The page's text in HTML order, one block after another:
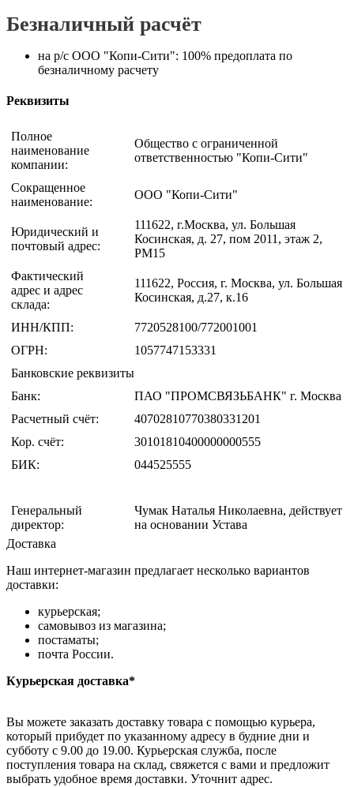
Безналичный расчёт
на р/с ООО "Копи-Сити": 100% предоплата по
безналичному расчету
Реквизиты
Полное
наименование
компании:
Общество с ограниченной
ответственностью "Копи-Сити"
Сокращенное
наименование:
ООО "Копи-Сити"
Юридический и
почтовый адрес:
111622, г.Москва, ул. Большая
Косинская, д. 27, пом 2011, этаж 2,
РМ15
Фактический
адрес и адрес
склада:
111622, Россия, г. Москва, ул. Большая
Косинская, д.27, к.16
ИНН/КПП:
7720528100/772001001
ОГРН:
1057747153331
Банковские реквизиты
Банк:
ПАО "ПРОМСВЯЗЬБАНК" г. Москва
Расчетный счёт:
40702810770380331201
Кор. счёт:
30101810400000000555
БИК:
044525555
Генеральный
директор:
Чумак Наталья Николаевна, действует
на основании Устава
Доставка
Наш интернет-магазин предлагает несколько вариантов
доставки:
курьерская;
самовывоз из магазина;
постаматы;
почта России.
Курьерская доставка*
Вы можете заказать доставку товара с помощью курьера,
который прибудет по указанному адресу в будние дни и
субботу с 9.00 до 19.00. Курьерская служба, после
поступления товара на склад, свяжется с вами и предложит
выбрать удобное время доставки. Уточнит адрес.